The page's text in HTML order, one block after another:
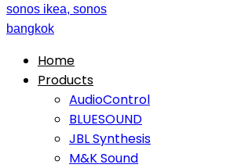
Home
Products
AudioControl
BLUESOUND
JBL Synthesis
M&K Sound